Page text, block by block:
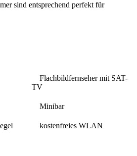
sind entsprechend perfekt für
Flachbildfernseher mit SAT-
TV
Minibar
kostenfreies WLAN